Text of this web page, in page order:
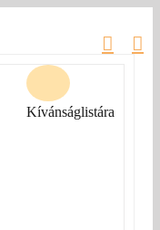
Kívánságlistára